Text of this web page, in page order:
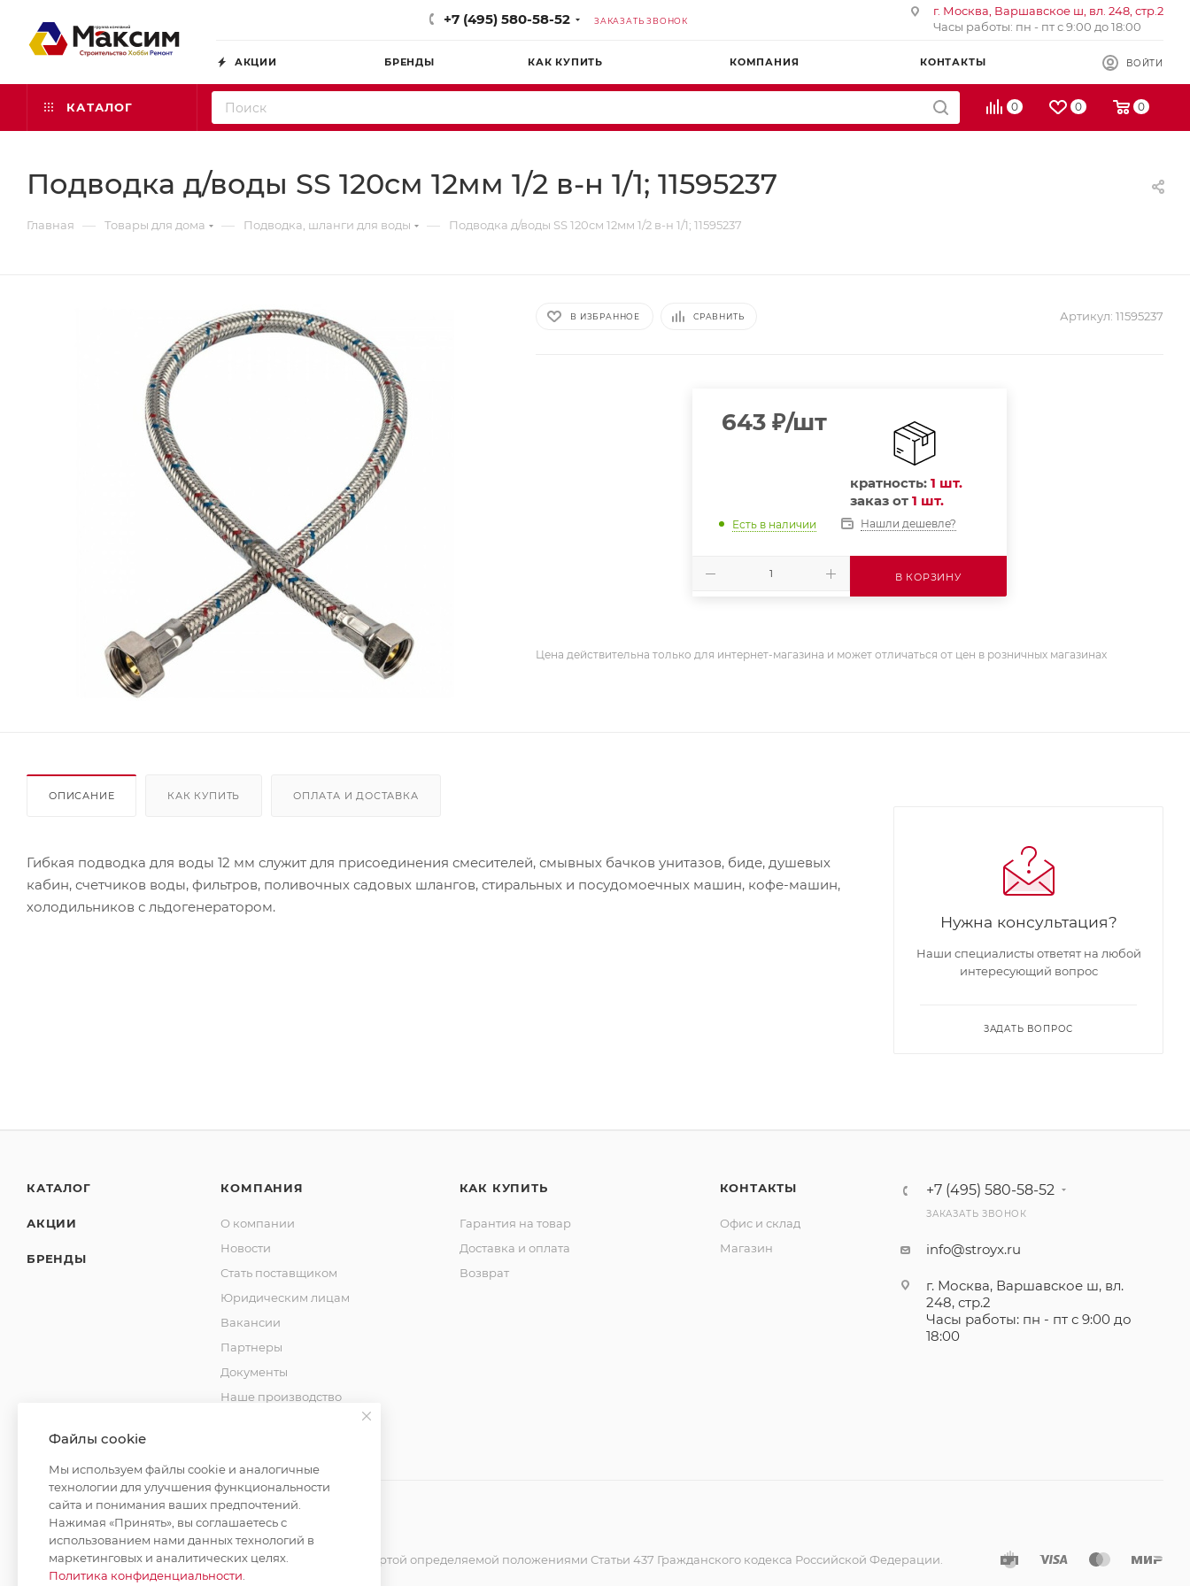
+7 (495) 580-58-52 ЗАКАЗАТЬ ЗВОНОК
г. Москва, Варшавское ш, вл. 248, стр.2
Часы работы: пн - пт с 9:00 до 18:00
АКЦИИ БРЕНДЫ КАК КУПИТЬ КОМПАНИЯ КОНТАКТЫ ВОЙТИ
КАТАЛОГ 0 0 0
Подводка д/воды SS 120см 12мм 1/2 в-н 1/1; 11595237
Главная — Товары для дома — Подводка, шланги для воды — Подводка д/воды SS 120см 12мм 1/2 в-н 1/1; 11595237
В ИЗБРАННОЕ СРАВНИТЬ Артикул: 11595237
643 ₽/шт
кратность: 1 шт.
заказ от 1 шт.
Есть в наличии Нашли дешевле?
В КОРЗИНУ
Цена действительна только для интернет-магазина и может отличаться от цен в розничных магазинах
ОПИСАНИЕ КАК КУПИТЬ ОПЛАТА И ДОСТАВКА
Гибкая подводка для воды 12 мм служит для присоединения смесителей, смывных бачков унитазов, биде, душевых
кабин, счетчиков воды, фильтров, поливочных садовых шлангов, стиральных и посудомоечных машин, кофе-машин,
холодильников с льдогенератором.
Нужна консультация?
Наши специалисты ответят на любой
интересующий вопрос
ЗАДАТЬ ВОПРОС
КАТАЛОГ
АКЦИИ
БРЕНДЫ
КОМПАНИЯ
О компании
Новости
Стать поставщиком
Юридическим лицам
Вакансии
Партнеры
Документы
Наше производство
КАК КУПИТЬ
Гарантия на товар
Доставка и оплата
Возврат
КОНТАКТЫ
Офис и склад
Магазин
+7 (495) 580-58-52
ЗАКАЗАТЬ ЗВОНОК
info@stroyx.ru
г. Москва, Варшавское ш, вл.
248, стр.2
Часы работы: пн - пт с 9:00 до
18:00
2026 © MAXIM-STROY Все права защищены.
Информация и цены на сайте не являются публичной офертой определяемой положениями Статьи 437 Гражданского кодекса Российской Федерации.
Политика конфиденциальности
Файлы cookie
Мы используем файлы cookie и аналогичные
технологии для улучшения функциональности
сайта и понимания ваших предпочтений.
Нажимая «Принять», вы соглашаетесь с
использованием нами данных технологий в
маркетинговых и аналитических целях.
Политика конфиденциальности